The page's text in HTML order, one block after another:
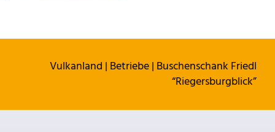
Vulkanland | Betriebe| Buschenschank Friedl
“Riegersburgblick”